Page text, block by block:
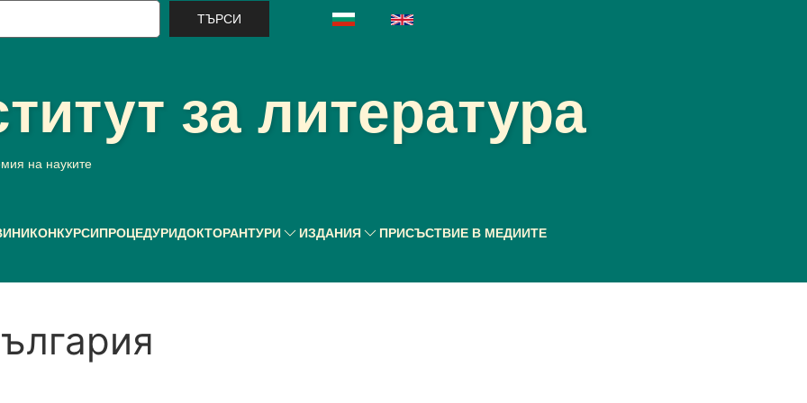
за литература
на науките
КОНКУРСИПРОЦЕДУРИДОКТОРАНТУРИ ИЗДАНИЯ ПРИСЪСТВИЕ В МЕДИИТЕ